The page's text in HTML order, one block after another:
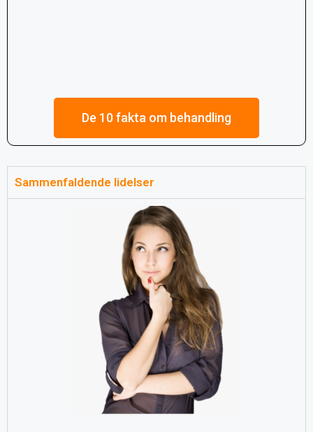
De 10 fakta om behandling
Sammenfaldende lidelser